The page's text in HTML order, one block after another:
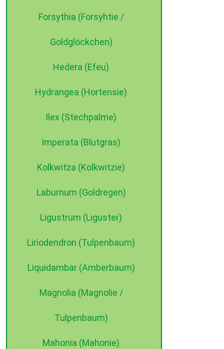
Forsythia (Forsyhtie /
Goldglöckchen)
Hedera (Efeu)
Hydrangea (Hortensie)
Ilex (Stechpalme)
Imperata (Blutgras)
Kolkwitza (Kolkwitzie)
Laburnum (Goldregen)
Ligustrum (Liguster)
Liriodendron (Tulpenbaum)
Liquidambar (Amberbaum)
Magnolia (Magnolie /
Tulpenbaum)
Mahonia (Mahonie)